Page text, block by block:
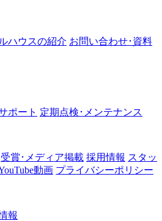
ハウスの紹介 お問い合わせ･資料
ポート 定期点検･メンテナンス
受賞･メディア掲載 採用情報 スタッ
動画 プライバシーポリシー
報